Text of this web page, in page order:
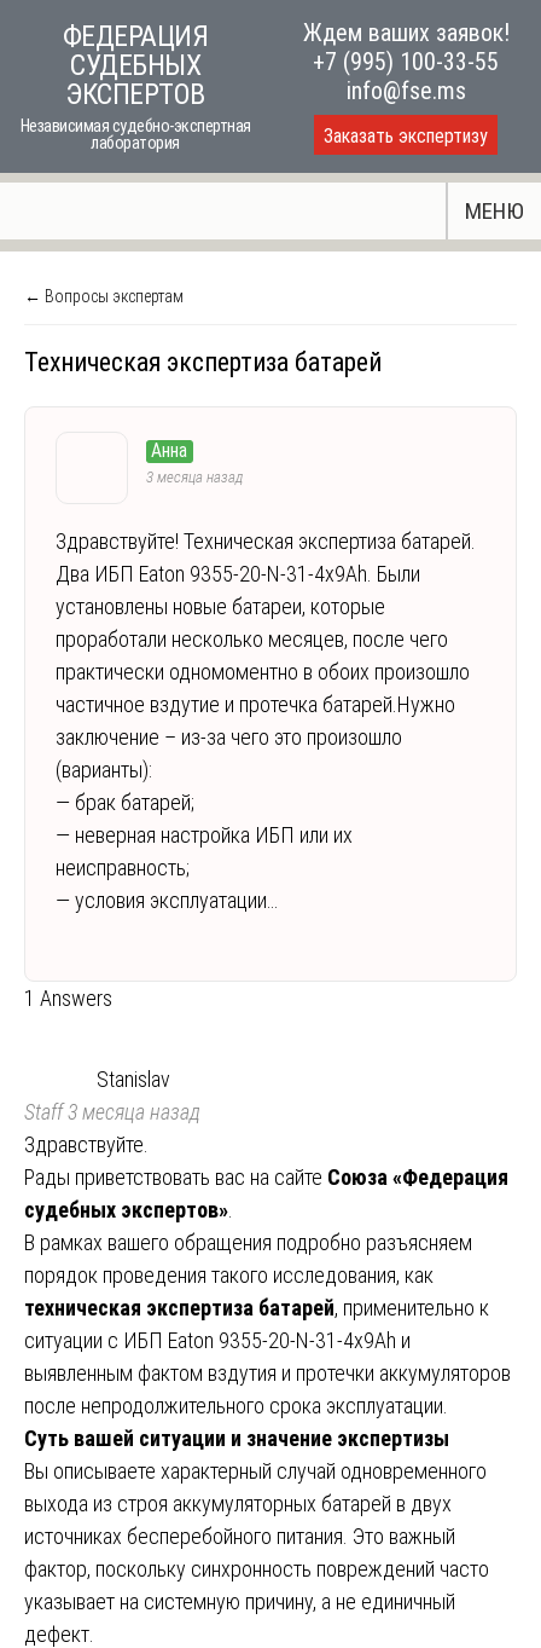
ФЕДЕРАЦИЯ
СУДЕБНЫХ
ЭКСПЕРТОВ
Независимая судебно-экспертная
лаборатория
Ждем ваших заявок!
+7 (995) 100-33-55
info@fse.ms
Заказать экспертизу
МЕНЮ
← Вопросы экспертам
Техническая экспертиза батарей
Анна
3 месяца назад
Здравствуйте! Техническая экспертиза батарей.
Два ИБП Eaton 9355-20-N-31-4x9Ah. Были
установлены новые батареи, которые
проработали несколько месяцев, после чего
практически одномоментно в обоих произошло
частичное вздутие и протечка батарей.Нужно
заключение – из-за чего это произошло
(варианты):
— брак батарей;
— неверная настройка ИБП или их
неисправность;
— условия эксплуатации…
1 Answers
Stanislav
Staff3 месяца назад
Здравствуйте.
Рады приветствовать вас на сайте Союза «Федерация
судебных экспертов»
В рамках вашего обращения подробно разъясняем
порядок проведения такого исследования, как
техническая экспертиза батарей, применительно к
ситуации с ИБП Eaton 9355-20-N-31-4x9Ah и
выявленным фактом вздутия и протечки аккумуляторов
после непродолжительного срока эксплуатации.
Суть вашей ситуации и значение экспертизы
Вы описываете характерный случай одновременного
выхода из строя аккумуляторных батарей в двух
источниках бесперебойного питания. Это важный
фактор, поскольку синхронность повреждений часто
указывает на системную причину, а не единичный
дефект.